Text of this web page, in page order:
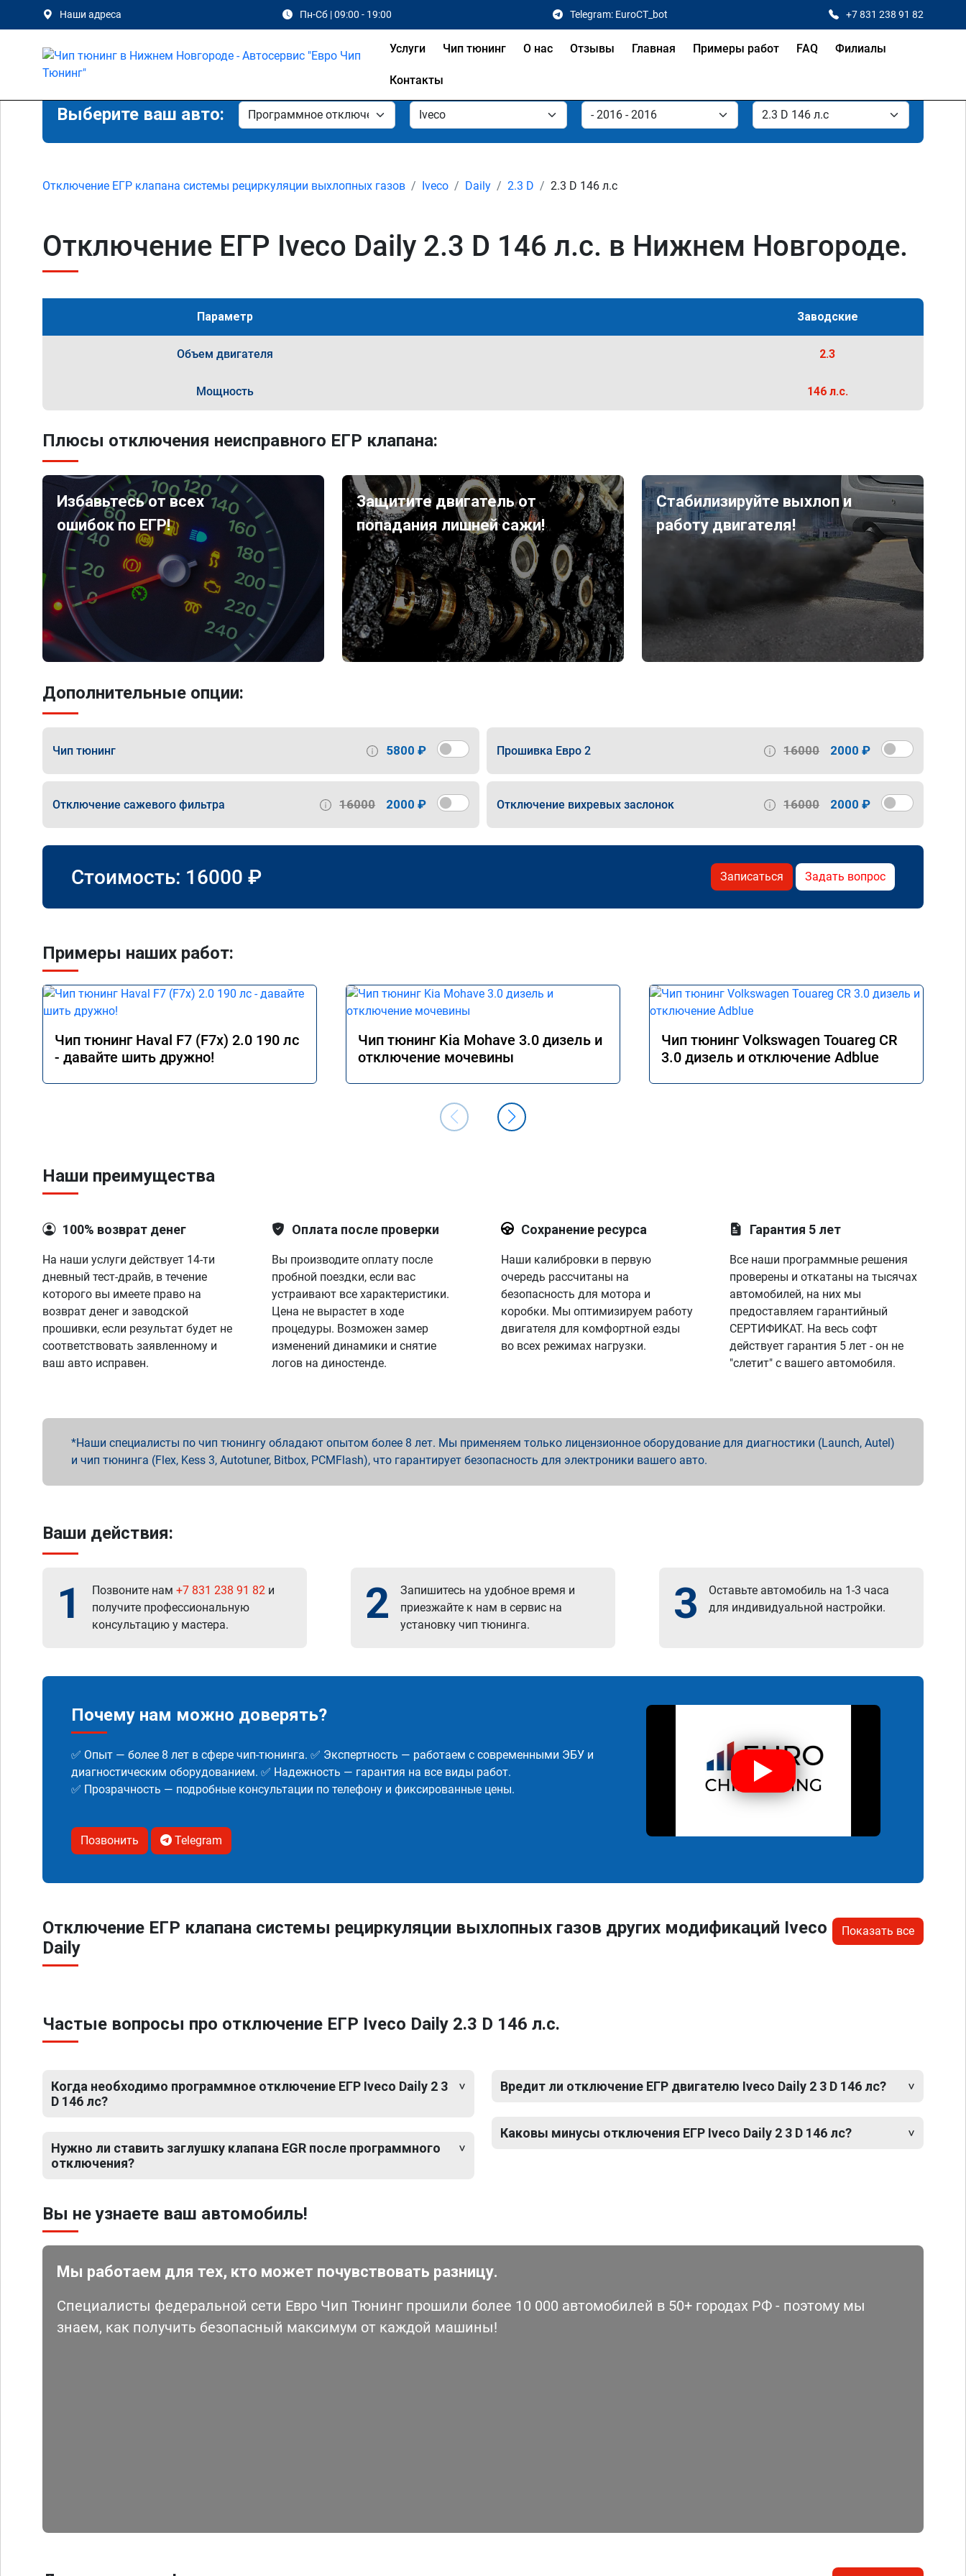
Наши адреса Пн-Сб | 09:00 - 19:00 Telegram: EuroCT_bot +7 831 238 91 82
Услуги Чип тюнинг О нас Отзывы Главная Примеры работ FAQ Филиалы
Контакты
Выберите ваш авто:
Отключение ЕГР клапана системы рециркуляции выхлопных газов Iveco Daily 2.3 D 2.3 D 146 л.с
Отключение ЕГР Iveco Daily 2.3 D 146 л.с. в Нижнем Новгороде.
Параметр Заводские
Объем двигателя 2.3
Мощность 146 л.с.
Плюсы отключения неисправного ЕГР клапана:
Избавьтесь от всех
ошибок по ЕГР!
Защитите двигатель от
попадания лишней сажи!
Стабилизируйте выхлоп и
работу двигателя!
Дополнительные опции:
Чип тюнинг 5800 ₽ Прошивка Евро 2 16000 2000 ₽
Отключение сажевого фильтра 16000 2000 ₽ Отключение вихревых заслонок 16000 2000 ₽
Стоимость: 16000 ₽ Записаться Задать вопрос
Примеры наших работ:
Чип тюнинг Haval F7 (F7x) 2.0 190 лс
- давайте шить дружно!
Чип тюнинг Kia Mohave 3.0 дизель и
отключение мочевины
Чип тюнинг Volkswagen Touareg CR
3.0 дизель и отключение Adblue
Наши преимущества
100% возврат денег
На наши услуги действует 14-ти
дневный тест-драйв, в течение
которого вы имеете право на
возврат денег и заводской
прошивки, если результат будет не
соответствовать заявленному и
ваш авто исправен.
Оплата после проверки
Вы производите оплату после
пробной поездки, если вас
устраивают все характеристики.
Цена не вырастет в ходе
процедуры. Возможен замер
изменений динамики и снятие
логов на диностенде.
Сохранение ресурса
Наши калибровки в первую
очередь рассчитаны на
безопасность для мотора и
коробки. Мы оптимизируем работу
двигателя для комфортной езды
во всех режимах нагрузки.
Гарантия 5 лет
Все наши программные решения
проверены и откатаны на тысячах
автомобилей, на них мы
предоставляем гарантийный
СЕРТИФИКАТ. На весь софт
действует гарантия 5 лет - он не
"слетит" с вашего автомобиля.
Наши специалисты по чип тюнингу обладают опытом более 8 лет. Мы применяем только лицензионное оборудование для диагностики (Launch, Autel)
и чип тюнинга (Flex, Kess 3, Autotuner, Bitbox, PCMFlash), что гарантирует безопасность для электроники вашего авто.
Ваши действия:
1 Позвоните нам +7 831 238 91 82 и
получите профессиональную
консультацию у мастера.
2
Запишитесь на удобное время и
приезжайте к нам в сервис на
установку чип тюнинга.
3
Оставьте автомобиль на 1-3 часа
для индивидуальной настройки.
Почему нам можно доверять?
✅ Опыт — более 8 лет в сфере чип-тюнинга. ✅ Экспертность — работаем с современными ЭБУ и
диагностическим оборудованием. ✅ Надежность — гарантия на все виды работ.
✅ Прозрачность — подробные консультации по телефону и фиксированные цены.
Позвонить Telegram
Отключение ЕГР клапана системы рециркуляции выхлопных газов других модификаций Iveco
Daily
Показать все
Частые вопросы про отключение ЕГР Iveco Daily 2.3 D 146 л.с.
Когда необходимо программное отключение ЕГР Iveco Daily 2 3
D 146 лс?
Нужно ли ставить заглушку клапана EGR после программного
отключения?
Вредит ли отключение ЕГР двигателю Iveco Daily 2 3 D 146 лс?
Каковы минусы отключения ЕГР Iveco Daily 2 3 D 146 лс?
Вы не узнаете ваш автомобиль!
Мы работаем для тех, кто может почувствовать разницу.
Специалисты федеральной сети Евро Чип Тюнинг прошили более 10 000 автомобилей в 50+ городах РФ - поэтому мы
знаем, как получить безопасный максимум от каждой машины!